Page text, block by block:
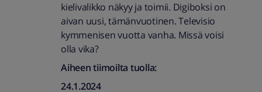
kielivalikko näkyy ja toimii. Digiboksi on
aivan uusi, tämänvuotinen. Televisio
kymmenisen vuotta vanha. Missä voisi
olla vika?
Aiheen tiimoilta tuolla:
24.1.2024